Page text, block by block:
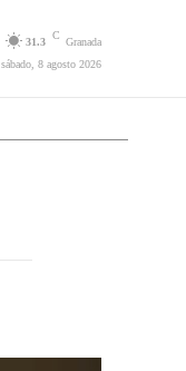
31.3
C
Granada
sábado, 8 agosto 2026